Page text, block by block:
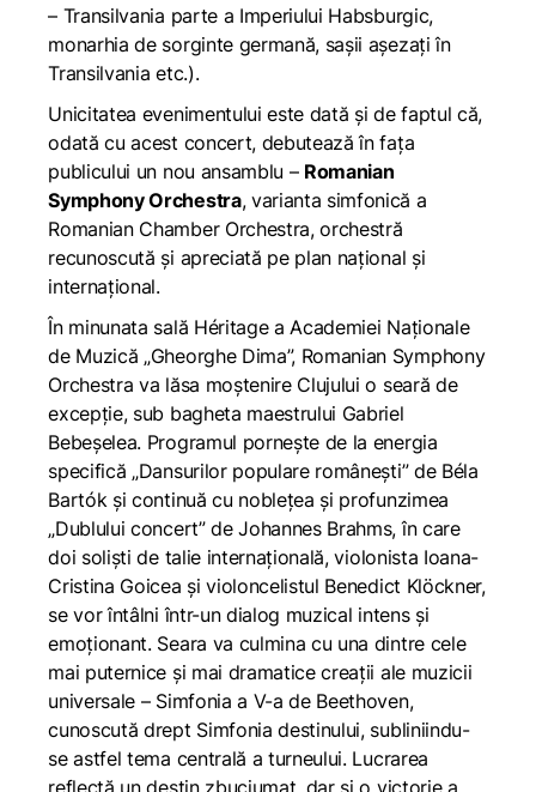
– Transilvania parte a Imperiului Habsburgic,
monarhia de sorginte germană, sașii așezați în
Transilvania etc.).
Unicitatea evenimentului este dată și de faptul că,
odată cu acest concert, debutează în fața
publicului un nou ansamblu – Romanian
Symphony Orchestra, varianta simfonică a
Romanian Chamber Orchestra, orchestră
recunoscută și apreciată pe plan național și
internațional.
În minunata sală Héritage a Academiei Naționale
de Muzică „Gheorghe Dima”, Romanian Symphony
Orchestra va lăsa moștenire Clujului o seară de
excepție, sub bagheta maestrului Gabriel
Bebeșelea. Programul pornește de la energia
specifică „Dansurilor populare românești” de Béla
Bartók și continuă cu noblețea și profunzimea
„Dublului concert” de Johannes Brahms, în care
doi soliști de talie internațională, violonista Ioana-
Cristina Goicea și violoncelistul Benedict Klöckner,
se vor întâlni într-un dialog muzical intens și
emoționant. Seara va culmina cu una dintre cele
mai puternice și mai dramatice creații ale muzicii
universale – Simfonia a V-a de Beethoven,
cunoscută drept Simfonia destinului, subliniindu-
se astfel tema centrală a turneului. Lucrarea
reflectă un destin zbuciumat, dar și o victorie a